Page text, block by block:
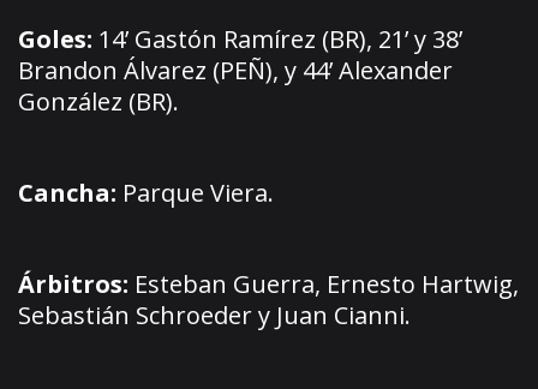
Goles: 14’ Gastón Ramírez (BR), 21’ y 38’
Brandon Álvarez (PEÑ), y 44’ Alexander
González (BR).
Cancha: Parque Viera.
Árbitros: Esteban Guerra, Ernesto Hartwig,
Sebastián Schroeder y Juan Cianni.